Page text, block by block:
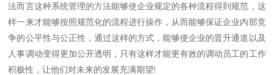
法而言这种系统管理的方法能够使企业规定的各种流程得到规范，这
样一来才能够按照规范化的流程进行操作，从而能够保证企业内部竞
争的公平性与公正性，通过这样的方式，能够使企业的晋升通道以及
人事调动变得更加公开透明，只有这样才能更有效的调动员工的工作
积极性，让他们对未来的发展充满期望!